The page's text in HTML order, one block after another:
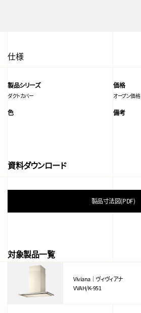
仕様
製品シリーズ
ダクトカバー
価格
オープン価格
色 備考
資料ダウンロード
製品寸法図(PDF)
対象製品一覧
Viviana｜ヴィヴィアナ
VVAH/K-951